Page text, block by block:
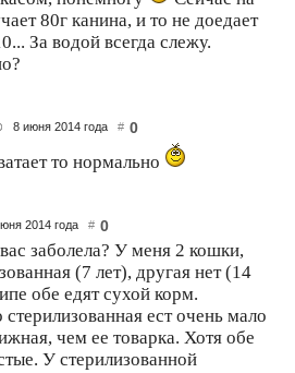
80г канина, и то не доедает
За водой всегда слежу.
8 июня 2014 года # 0
то нормально
2014 года # 0
заболела? У меня 2 кошки,
(7 лет), другая нет (14
обе едят сухой корм.
стерилизованная ест очень мало
чем ее товарка. Хотя обе
У стерилизованной